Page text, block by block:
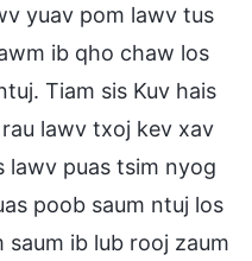
yuav pom lawv tus
ib qho chaw los
Tiam sis Kuv hais
lawv txoj kev xav
lawv puas tsim nyog
poob saum ntuj los
saum ib lub rooj zaum